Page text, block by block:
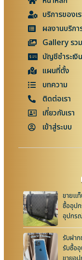
บริการของเ
ผลงานบริกา
Gallery รว
บัญชีชำระเงิน
แผนที่ตั้ง
บทความ
ติดต่อเรา
เกี่ยวกับเรา
เข้าสู่ระบบ
ขายแ
ซื้ออุป
อุปกร
รับฝา
รับซื้อ